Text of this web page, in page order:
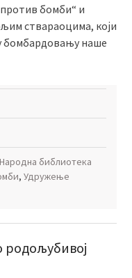
бомби“ и
ствараоцима, који
бомбардовању наше
Народна библиотека
, Удружење